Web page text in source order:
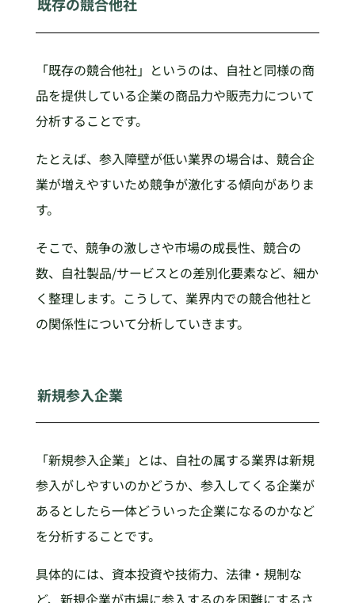
「既存の競合他社」というのは、自社と同様の商
品を提供している企業の商品力や販売力について
分析することです。
たとえば、参入障壁が低い業界の場合は、競合企
業が増えやすいため競争が激化する傾向がありま
す。
そこで、競争の激しさや市場の成長性、競合の
数、自社製品/サービスとの差別化要素など、細か
く整理します。こうして、業界内での競合他社と
の関係性について分析していきます。
新規参入企業
「新規参入企業」とは、自社の属する業界は新規
参入がしやすいのかどうか、参入してくる企業が
あるとしたら一体どういった企業になるのかなど
を分析することです。
具体的には、資本投資や技術力、法律・規制な
ど、新規企業が市場に参入するのを困難にするさ